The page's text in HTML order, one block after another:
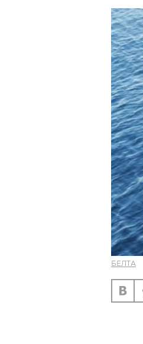
БЕЛТА